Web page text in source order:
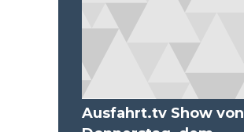
Ausfahrt.tv Show von